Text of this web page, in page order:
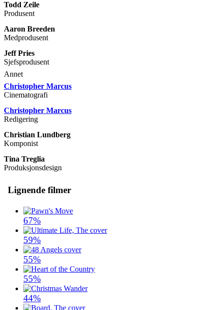
Todd Zeile
Produsent
Aaron Breeden
Medprodusent
Jeff Pries
Sjefsprodusent
Annet
Christopher Marcus
Cinematografi
Christopher Marcus
Redigering
Christian Lundberg
Komponist
Tina Treglia
Produksjonsdesign
Lignende filmer
67%
59%
55%
55%
44%